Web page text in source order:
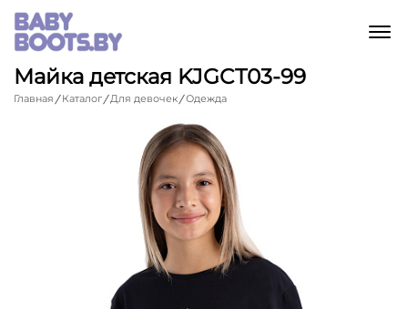
Майка детская KJGCT03-99
Главная Каталог Для девочек Одежда